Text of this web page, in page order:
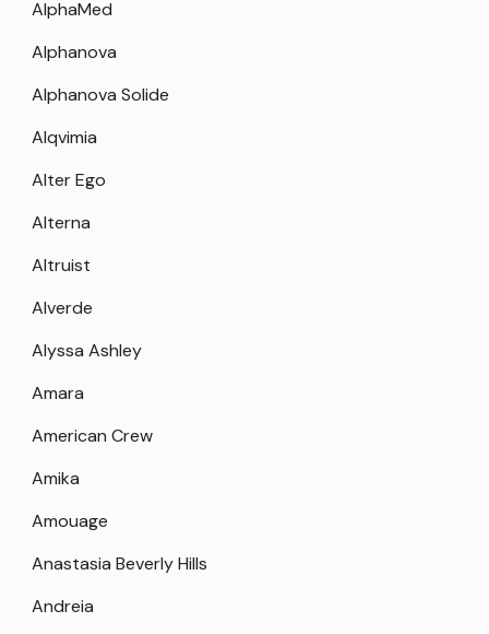
AlphaMed
Alphanova
Alphanova Solide
Alqvimia
Alter Ego
Alterna
Altruist
Alverde
Alyssa Ashley
Amara
American Crew
Amika
Amouage
Anastasia Beverly Hills
Andreia